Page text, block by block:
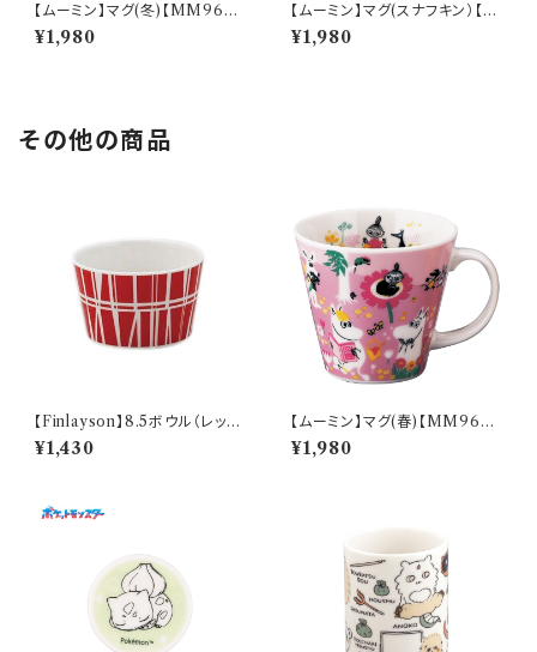
【ムーミン】マグ(冬)【MM960
0】MM9604-11
¥1,980
【ムーミン】マグ(スナフキン）【M
M9000】MM9003-11
¥1,980
その他の商品
【Finlayson】8.5ボウル（レッ
ド）【コロナ】
¥1,430
【ムーミン】マグ(春)【MM960
0】MM9601-11
¥1,980